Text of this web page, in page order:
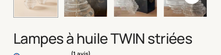
Lampes à huile TWIN striées